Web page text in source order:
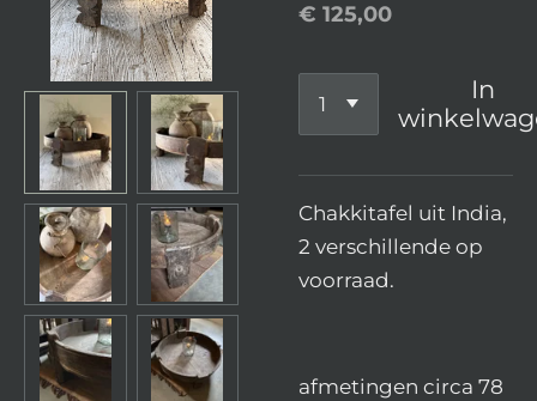
€ 125,00
In
Chakkitafel uit India,
2 verschillende op
voorraad.
afmetingen circa 78